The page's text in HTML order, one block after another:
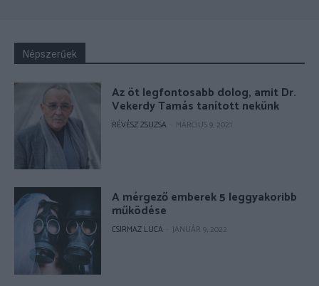
Népszerűek
Az öt legfontosabb dolog, amit Dr.
Vekerdy Tamás tanított nekünk
RÉVÉSZ ZSUZSA MÁRCIUS 9, 2021
A mérgező emberek 5 leggyakoribb
működése
CSIRMAZ LUCA JANUÁR 9, 2022